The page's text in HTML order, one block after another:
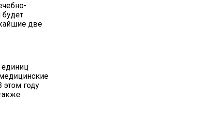
две
единиц
этом году